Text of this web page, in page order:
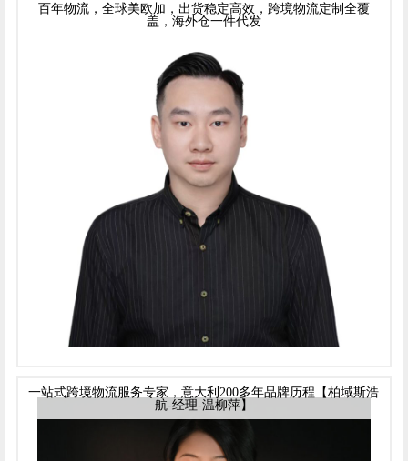
百年物流，全球美欧加，出货稳定高效，跨境物流定制全覆
盖，海外仓一件代发
一站式跨境物流服务专家，意大利200多年品牌历程【柏域斯浩
航-经理-温柳萍】